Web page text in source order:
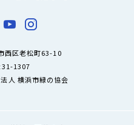
区老松町63-10
1307
人 横浜市緑の協会